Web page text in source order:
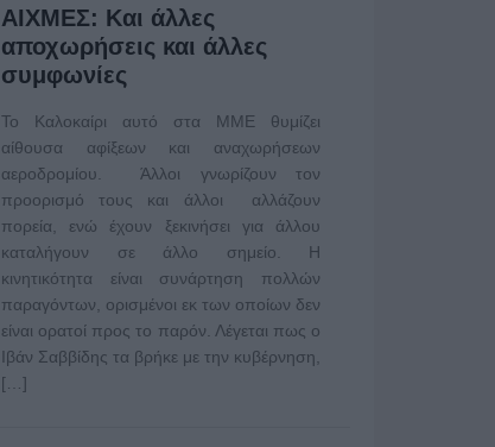
ΑΙΧΜΕΣ: Και άλλες
αποχωρήσεις και άλλες
συμφωνίες
Το Καλοκαίρι αυτό στα ΜΜΕ θυμίζει
αίθουσα αφίξεων και αναχωρήσεων
αεροδρομίου. Άλλοι γνωρίζουν τον
προορισμό τους και άλλοι αλλάζουν
πορεία, ενώ έχουν ξεκινήσει για άλλου
καταλήγουν σε άλλο σημείο. Η
κινητικότητα είναι συνάρτηση πολλών
παραγόντων, ορισμένοι εκ των οποίων δεν
είναι ορατοί προς το παρόν. Λέγεται πως ο
Ιβάν Σαββίδης τα βρήκε με την κυβέρνηση,
[…]